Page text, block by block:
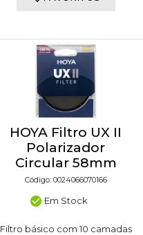
HOYA Filtro UX II
Polarizador
Circular 58mm
Código: 0024066070166
Em Stock
Filtro básico com 10 camadas